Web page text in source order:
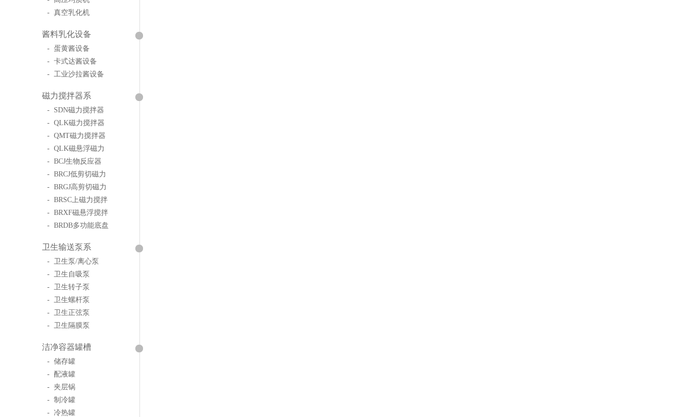
- 真空乳化机
酱料乳化设备
- 蛋黄酱设备
- 卡式达酱设备
- 工业沙拉酱设备
磁力搅拌器系
- SDN磁力搅拌器
- QLK磁力搅拌器
- QMT磁力搅拌器
- QLK磁悬浮磁力
- BCJ生物反应器
- BRCJ低剪切磁力
- BRGJ高剪切磁力
- BRSC上磁力搅拌
- BRXF磁悬浮搅拌
- BRDB多功能底盘
卫生输送泵系
- 卫生泵/离心泵
- 卫生自吸泵
- 卫生转子泵
- 卫生螺杆泵
- 卫生正弦泵
- 卫生隔膜泵
洁净容器罐槽
- 储存罐
- 配液罐
- 夹层锅
- 制冷罐
- 冷热罐